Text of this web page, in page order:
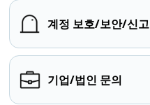
계정 보호/보안/신고
기업/법인 문의